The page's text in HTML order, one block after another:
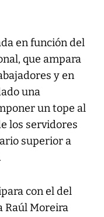
en función del
que ampara
y en
una
un tope al
los servidores
superior a
con el del
Raúl Moreira